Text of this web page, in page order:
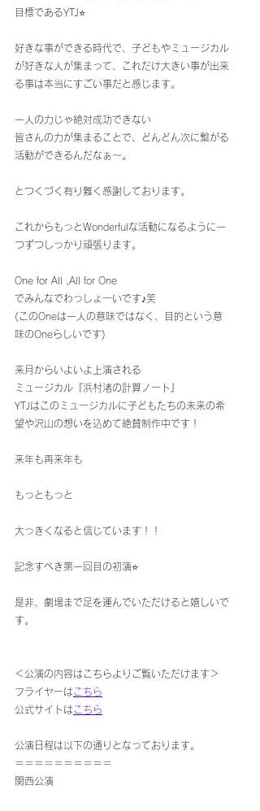
目標であるYTJ⭐️
好きな事ができる時代で、子どもやミュージカル
が好きな人が集まって、これだけ大きい事が出来
る事は本当にすごい事だと感じます。
一人の力じゃ絶対成功できない
皆さんの力が集まることで、どんどん次に繋がる
活動ができるんだなぁ〜。
とつくづく有り難く感謝しております。
これからもっとWonderfulな活動になるように一
つずつしっかり頑張ります。
One for All ,All for One
でみんなでわっしょーいです♪笑
(このOneは一人の意味ではなく、目的という意
味のOneらしいです)
来月からいよいよ上演される
ミュージカル『浜村渚の計算ノート』
YTJはこのミュージカルに子どもたちの未来の希
望や沢山の想いを込めて絶賛制作中です！
来年も再来年も
もっともっと
大っきくなると信じています！！
記念すべき第一回目の初演⭐️
是非、劇場まで足を運んでいただけると嬉しいで
す。
＜公演の内容はこちらよりご覧いただけます＞
フライヤーはこちら
公式サイトはこちら
公演日程は以下の通りとなっております。
＝＝＝＝＝＝＝＝＝＝
関西公演